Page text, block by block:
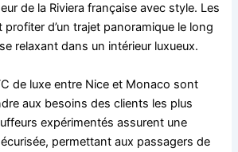
de la Riviera française avec style. Les
d’un trajet panoramique le long
relaxant dans un intérieur luxueux.
de luxe entre Nice et Monaco sont
aux besoins des clients les plus
expérimentés assurent une
permettant aux passagers de